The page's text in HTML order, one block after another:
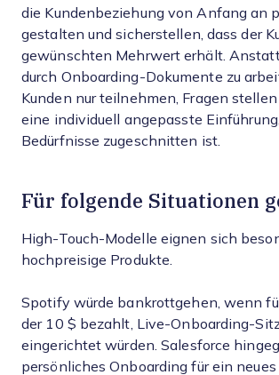
die Kundenbeziehung von Anfang an
gestalten und sicherstellen, dass der
gewünschten Mehrwert erhält.
durch Onboarding-Dokumente zu
Kunden nur teilnehmen, Fragen
eine individuell angepasste
Bedürfnisse zugeschnitten ist.
Für folgende Situationen
High-Touch-Modelle eignen sich
hochpreisige Produkte.
Spotify würde bankrottgehen, wenn
der 10 $ bezahlt, Live-Onboarding-
eingerichtet würden. Salesforce
persönliches Onboarding für ein